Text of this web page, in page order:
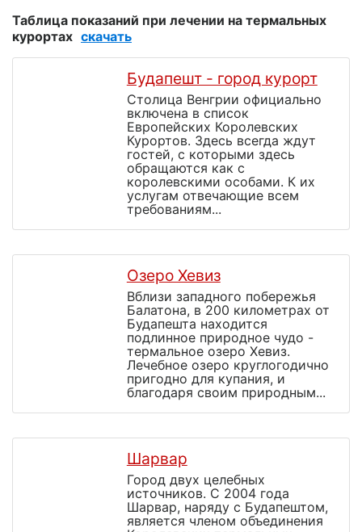
Таблица показаний при лечении на термальных
курортах скачать
Будапешт - город курорт
Столица Венгрии официально
включена в список
Европейских Королевских
Курортов. Здесь всегда ждут
гостей, с которыми здесь
обращаются как с
королевскими особами. К их
услугам отвечающие всем
требованиям...
Озеро Хевиз
Вблизи западного побережья
Балатона, в 200 километрах от
Будапешта находится
подлинное природное чудо -
термальное озеро Хевиз.
Лечебное озеро круглогодично
пригодно для купания, и
благодаря своим природным...
Шарвар
Город двух целебных
источников. С 2004 года
Шарвар, наряду с Будапештом,
является членом объединения